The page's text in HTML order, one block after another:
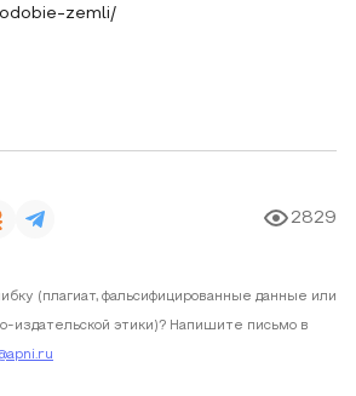
zemli/
2829
(плагиат, фальсифицированные данные или
издательской этики)? Напишите письмо в